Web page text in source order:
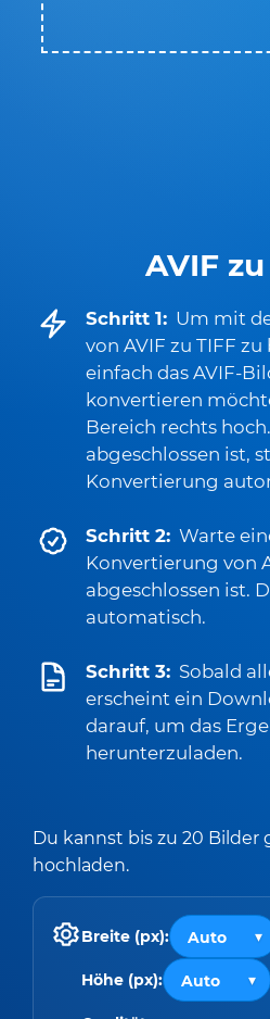
AVIF
Schritt 1: Um mit
von AVIF zu TIFF
einfach das AVIF-
konvertieren
Bereich rechts
abgeschlossen ist,
Konvertierung
Schritt 2: Warte
Konvertierung von
abgeschlossen ist.
automatisch.
Schritt 3: Sobald
erscheint ein
darauf, um das
herunterzuladen.
Du kannst bis zu 20 Bilder
hochladen.
Breite (px):
Höhe (px):